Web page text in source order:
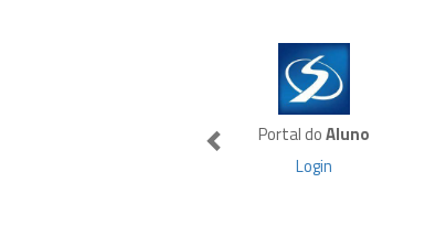
Portal doAluno
Login